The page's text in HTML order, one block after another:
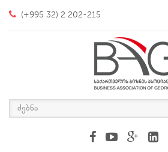
(+995 32) 2 202-215